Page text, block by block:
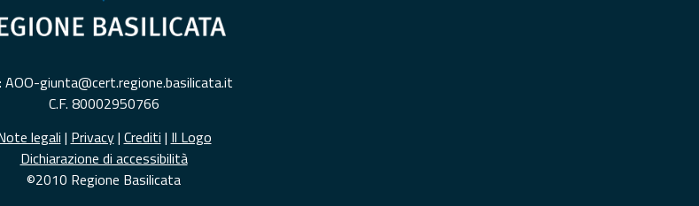
AOO-giunta@cert.regione.basilicata.it
C.F. 80002950766
legali | Privacy| Crediti | Il Logo
Dichiarazione di accessibilità
©2010 Regione Basilicata